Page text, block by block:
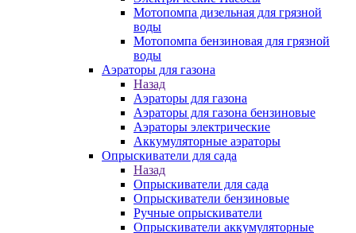
Мотопомпа дизельная для грязной
воды
Мотопомпа бензиновая для грязной
воды
Аэраторы для газона
Назад
Аэраторы для газона
Аэраторы для газона бензиновые
Аэраторы электрические
Аккумуляторные аэраторы
Опрыскиватели для сада
Назад
Опрыскиватели для сада
Опрыскиватели бензиновые
Ручные опрыскиватели
Опрыскиватели аккумуляторные